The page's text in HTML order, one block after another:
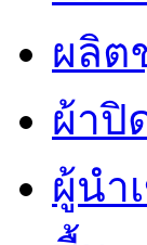
ผลิต
ผ้าปิ
ผู้นำ